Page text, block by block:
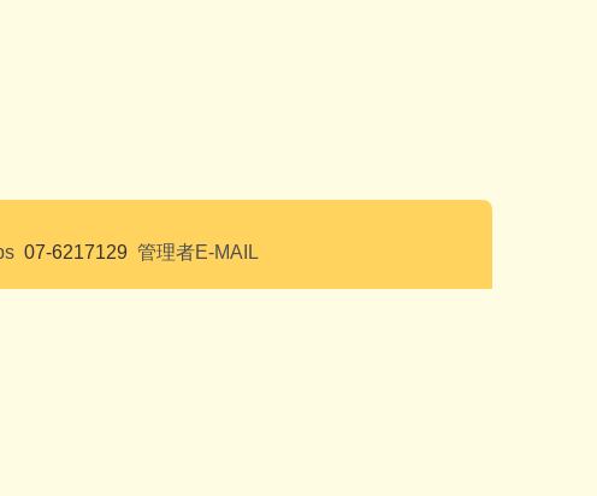
07-6217129 管理者E-MAIL